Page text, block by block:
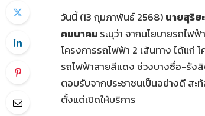
วันนี้ (13 กุมภาพันธ์ 2568) นายสุริย
คมนาคม ระบุว่า จากนโยบายรถไฟ
โครงการรถไฟฟ้า 2 เส้นทาง ได้แก่
รถไฟฟ้าสายสีแดง ช่วงบางซื่อ-รัง
ตอบรับจากประชาชนเป็นอย่างดี ส
ตั้งแต่เปิดให้บริการ